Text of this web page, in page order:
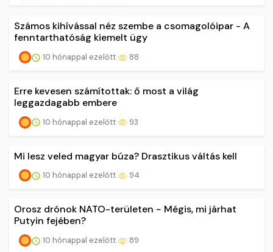
Számos kihívással néz szembe a csomagolóipar - A
fenntarthatóság kiemelt ügy
10 hónappal ezelőtt 88
Erre kevesen számítottak: ő most a világ
leggazdagabb embere
10 hónappal ezelőtt 93
Mi lesz veled magyar búza? Drasztikus váltás kell
10 hónappal ezelőtt 94
Orosz drónok NATO-területen − Mégis, mi járhat
Putyin fejében?
10 hónappal ezelőtt 89